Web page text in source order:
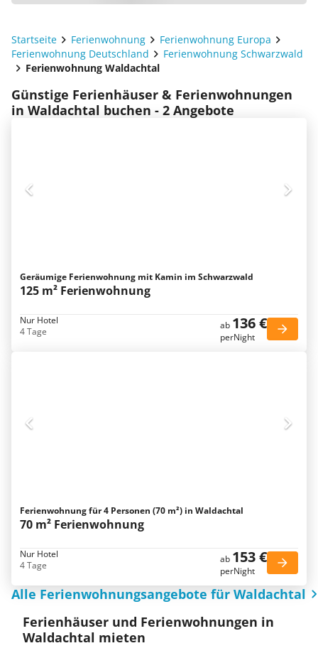
Startseite Ferienwohnung
Ferienwohnung Europa
Ferienwohnung Deutschland
Ferienwohnung Schwarzwald
Ferienwohnung Waldachtal
Günstige Ferienhäuser & Ferienwohnungen
in Waldachtal buchen - 2 Angebote
Geräumige Ferienwohnung mit Kamin im Schwarzwald
125 m² Ferienwohnung
Nur Hotel
4 Tage
ab 136 €
perNight
Ferienwohnung für 4 Personen (70 m²) in Waldachtal
70 m² Ferienwohnung
Nur Hotel
4 Tage
ab 153 €
perNight
Alle Ferienwohnungsangebote für Waldachtal
Ferienhäuser und Ferienwohnungen in
Waldachtal mieten